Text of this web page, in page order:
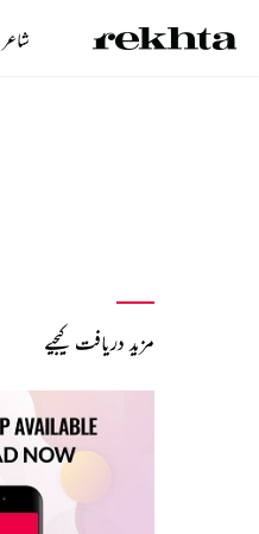
مزید دریافت کیجیے
شاعر